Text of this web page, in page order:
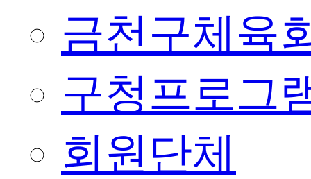
금천구체육
구청프로그
회원단체